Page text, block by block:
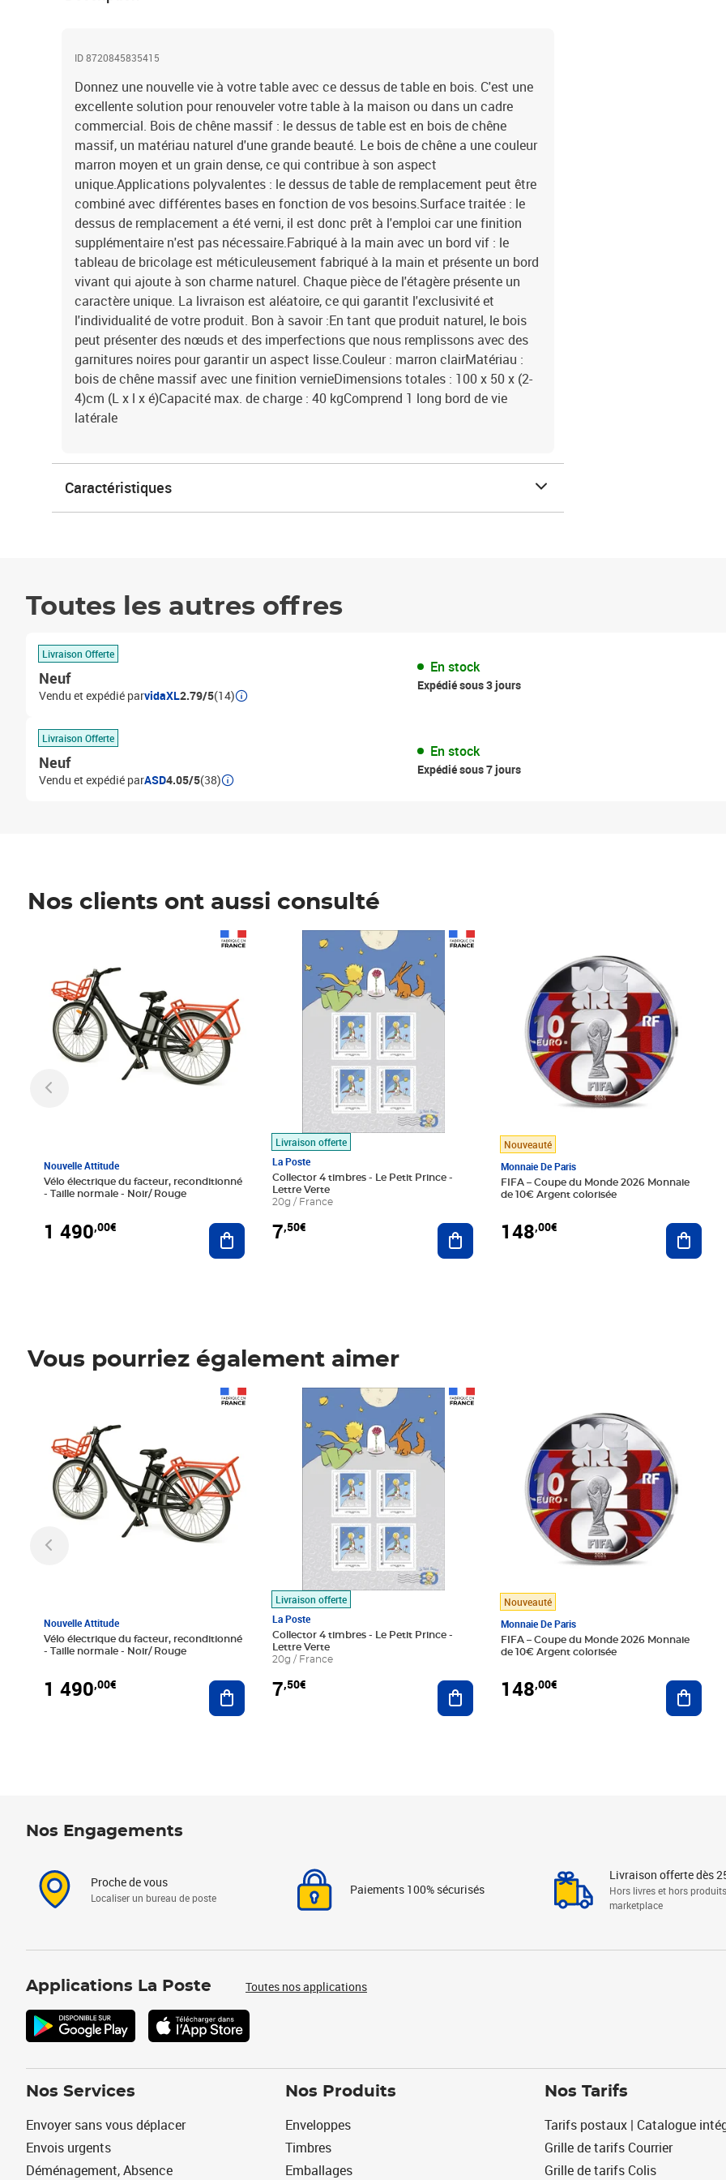
ID 8720845835415
Donnez une nouvelle vie à votre table avec ce dessus de table en bois. C'est une
excellente solution pour renouveler votre table à la maison ou dans un cadre
commercial. Bois de chêne massif : le dessus de table est en bois de chêne
massif, un matériau naturel d'une grande beauté. Le bois de chêne a une couleur
marron moyen et un grain dense, ce qui contribue à son aspect
unique.Applications polyvalentes : le dessus de table de remplacement peut être
combiné avec différentes bases en fonction de vos besoins.Surface traitée : le
dessus de remplacement a été verni, il est donc prêt à l'emploi car une finition
supplémentaire n'est pas nécessaire.Fabriqué à la main avec un bord vif : le
tableau de bricolage est méticuleusement fabriqué à la main et présente un bord
vivant qui ajoute à son charme naturel. Chaque pièce de l'étagère présente un
caractère unique. La livraison est aléatoire, ce qui garantit l'exclusivité et
l'individualité de votre produit. Bon à savoir :En tant que produit naturel, le bois
peut présenter des nœuds et des imperfections que nous remplissons avec des
garnitures noires pour garantir un aspect lisse.Couleur : marron clairMatériau :
bois de chêne massif avec une finition vernieDimensions totales : 100 x 50 x (2-
4)cm (L x l x é)Capacité max. de charge : 40 kgComprend 1 long bord de vie
latérale
Caractéristiques
Toutes les autres offres
Livraison Offerte
Neuf
Vendu et expédié parvidaXL2.79/5(14)
En stock
Expédié sous 3 jours
Livraison Offerte
Neuf
Vendu et expédié parASD4.05/5(38)
En stock
Expédié sous 7 jours
Nos clients ont aussi consulté
Nouvelle Attitude
Vélo électrique du facteur, reconditionné
- Taille normale - Noir/ Rouge
1 490,00€ Ajouter au panier
Livraison offerte
La Poste
Collector 4 timbres - Le Petit Prince -
Lettre Verte
20g / France
7,50€
Prix 7,50€
Ajouter au panier
Nouveauté
Monnaie De Paris
FIFA – Coupe du Monde 2026 Monnaie
de 10€ Argent colorisée
148,00€
Vous pourriez également aimer
Nouvelle Attitude
Vélo électrique du facteur, reconditionné
- Taille normale - Noir/ Rouge
1 490,00€ Ajouter au panier
Livraison offerte
La Poste
Collector 4 timbres - Le Petit Prince -
Lettre Verte
20g / France
7,50€
Prix 7,50€
Ajouter au panier
Nouveauté
Monnaie De Paris
FIFA – Coupe du Monde 2026 Monnaie
de 10€ Argent colorisée
148,00€
Nos Engagements
Proche de vous
Localiser un bureau de poste
Paiements 100% sécurisés
Livraison offerte dès
Hors livres et hors produits
marketplace
Applications La Poste Toutes nos applications
Nos Services
Envoyer sans vous déplacer
Envois urgents
Déménagement, Absence
Nos Produits
Enveloppes
Timbres
Emballages
Nos Tarifs
Tarifs postaux | Catalogue
Grille de tarifs Courrier
Grille de tarifs Colis